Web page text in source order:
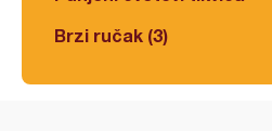
Brzi ručak (3)